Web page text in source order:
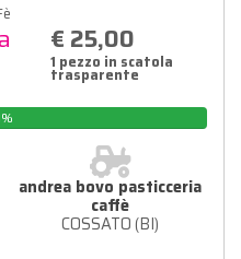
€ 25,00
1 pezzo in scatola
trasparente
andrea bovo pasticceria
caffè
COSSATO (BI)